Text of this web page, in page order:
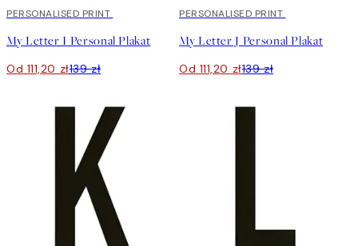
20%*
PERSONALISED PRINT
My Letter I Personal Plakat
Od 111,20 zł139 zł
20%*
PERSONALISED PRINT
My Letter J Personal Plakat
Od 111,20 zł139 zł